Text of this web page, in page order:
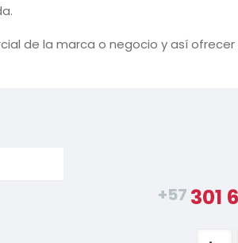
de la marca o negocio y así ofrecer
+57 301